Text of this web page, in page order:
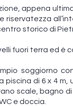
appena
storico di
fuori terra ed è
soggiorno
di 6 x 4
scale, bagno
e doccia.